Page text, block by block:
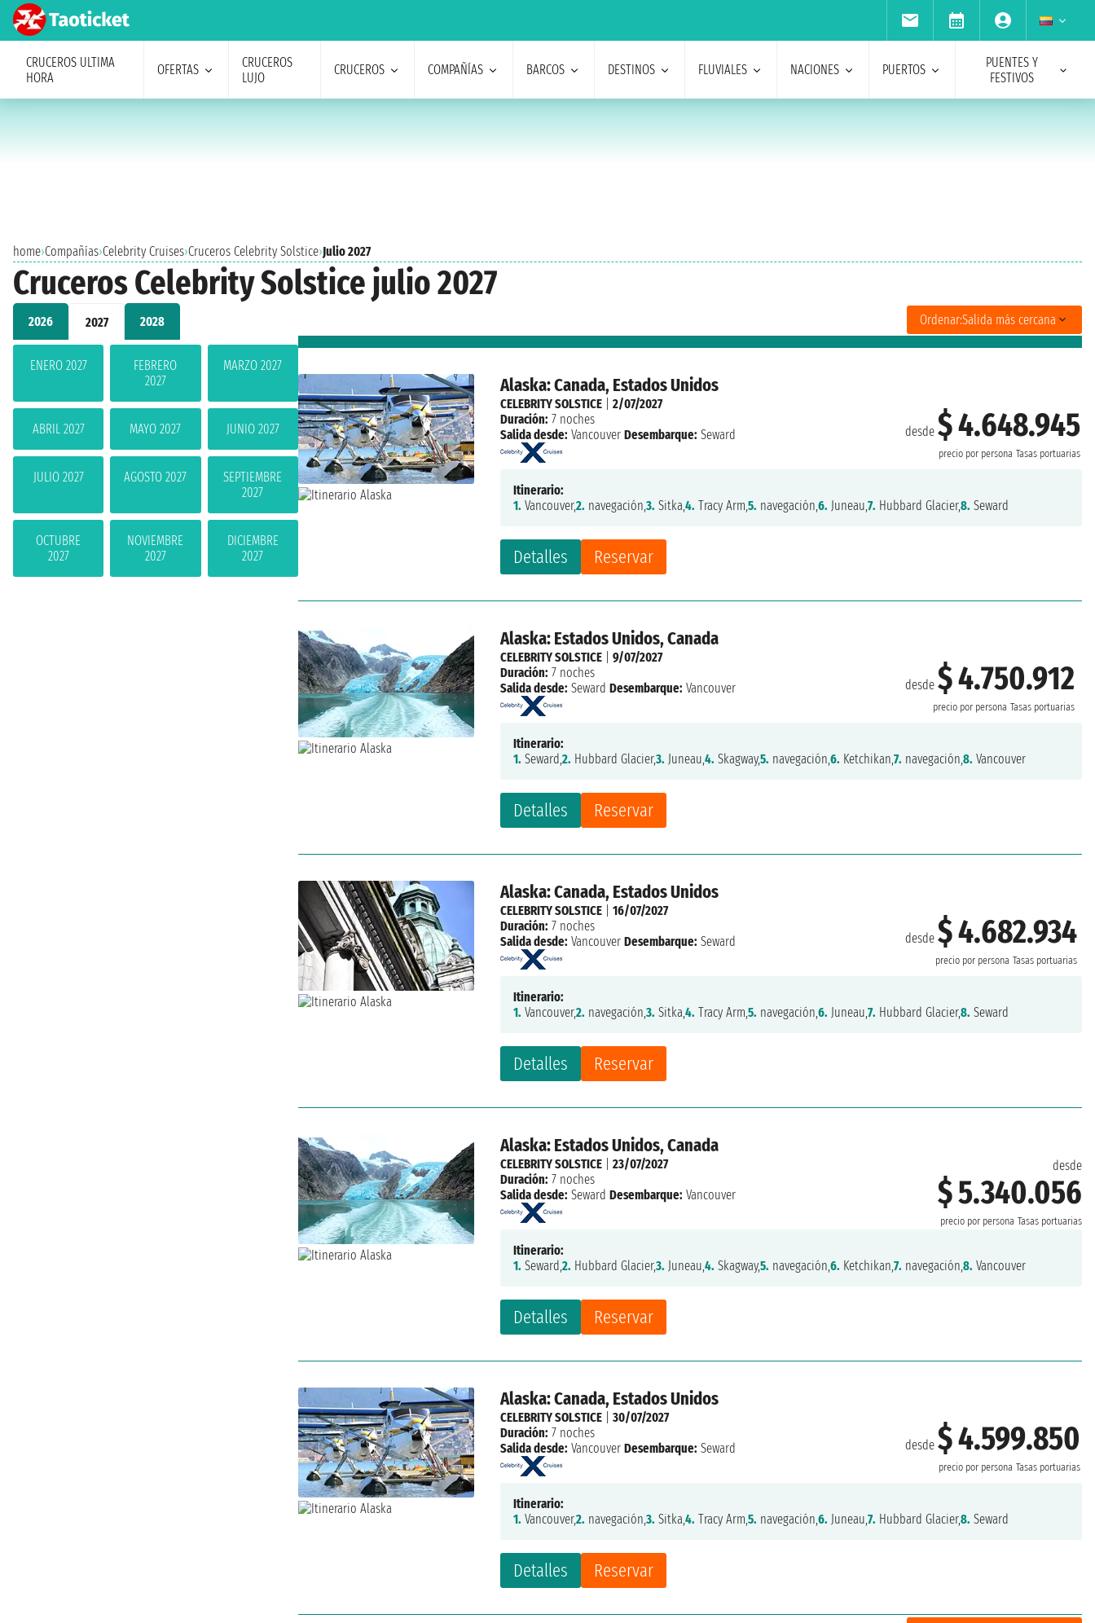
CRUCEROS ULTIMA
HORA
OFERTAS
CRUCEROS
LUJO
CRUCEROS COMPAÑÍAS BARCOS DESTINOS FLUVIALES NACIONES PUERTOS
PUENTES Y
FESTIVOS
home›Compañías›Celebrity Cruises›Cruceros Celebrity Solstice›Julio 2027
Cruceros Celebrity Solstice julio 2027
2026 2027 2028
ENERO 2027
FEBRERO
2027
MARZO 2027
ABRIL 2027 MAYO 2027 JUNIO 2027
JULIO 2027 AGOSTO 2027
SEPTIEMBRE
2027
OCTUBRE
2027
NOVIEMBRE
2027
DICIEMBRE
2027
Ordenar:Salida más cercana
Alaska: Canada, Estados Unidos
desde$ 4.648.945
precio por persona Tasas portuarias
Detalles Reservar
CELEBRITY SOLSTICE |2/07/2027
Duración: 7 noches
Salida desde: Vancouver Desembarque: Seward
Itinerario:
1. Vancouver,2. navegación,3. Sitka,4. Tracy Arm,5. navegación,6. Juneau,7. Hubbard Glacier,8. Seward
Alaska: Estados Unidos, Canada
desde$ 4.750.912
precio por persona Tasas portuarias
Detalles Reservar
CELEBRITY SOLSTICE |9/07/2027
Duración: 7 noches
Salida desde: Seward Desembarque: Vancouver
Itinerario:
1. Seward,2. Hubbard Glacier,3. Juneau,4. Skagway,5. navegación,6. Ketchikan,7. navegación,8. Vancouver
Alaska: Canada, Estados Unidos
desde$ 4.682.934
precio por persona Tasas portuarias
Detalles Reservar
CELEBRITY SOLSTICE |16/07/2027
Duración: 7 noches
Salida desde: Vancouver Desembarque: Seward
Itinerario:
1. Vancouver,2. navegación,3. Sitka,4. Tracy Arm,5. navegación,6. Juneau,7. Hubbard Glacier,8. Seward
Alaska: Estados Unidos, Canada
desde
$ 5.340.056
precio por persona Tasas portuarias
Detalles Reservar
CELEBRITY SOLSTICE |23/07/2027
Duración: 7 noches
Salida desde: Seward Desembarque: Vancouver
Itinerario:
1. Seward,2. Hubbard Glacier,3. Juneau,4. Skagway,5. navegación,6. Ketchikan,7. navegación,8. Vancouver
Alaska: Canada, Estados Unidos
desde$ 4.599.850
precio por persona Tasas portuarias
Detalles Reservar
CELEBRITY SOLSTICE |30/07/2027
Duración: 7 noches
Salida desde: Vancouver Desembarque: Seward
Itinerario:
1. Vancouver,2. navegación,3. Sitka,4. Tracy Arm,5. navegación,6. Juneau,7. Hubbard Glacier,8. Seward